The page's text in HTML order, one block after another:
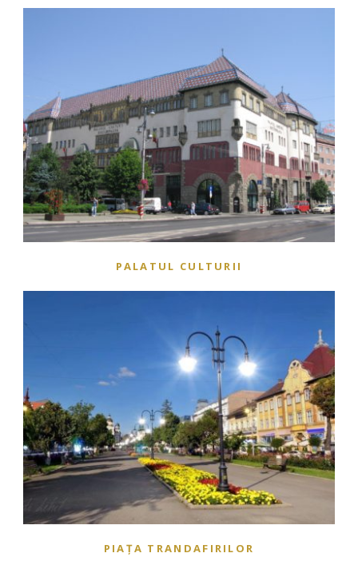
PALATUL CULTURII
PIAȚA TRANDAFIRILOR